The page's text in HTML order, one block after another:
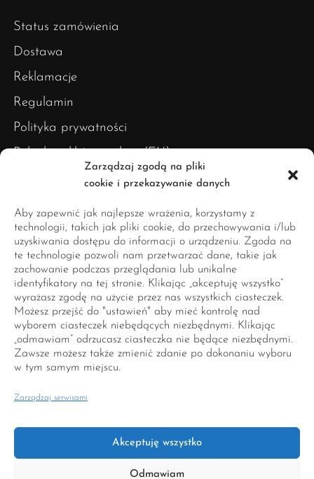
Zarządzaj zgodą na pliki
cookie i przekazywanie danych
Aby zapewnić jak najlepsze wrażenia, korzystamy z
technologii, takich jak pliki cookie, do przechowywania i/lub
uzyskiwania dostępu do informacji o urządzeniu. Zgoda na
te technologie pozwoli nam przetwarzać dane, takie jak
zachowanie podczas przeglądania lub unikalne
identyfikatory na tej stronie. Klikając „akceptuję wszystko”
wyrażasz zgodę na użycie przez nas wszystkich ciasteczek.
Możesz przejść do "ustawień" aby mieć kontrolę nad
wyborem ciasteczek niebędących niezbędnymi. Klikając
„odmawiam” odrzucasz ciasteczka nie będące niezbędnymi.
Zawsze możesz także zmienić zdanie po dokonaniu wyboru
w tym samym miejscu.
Zarządzaj serwisami
Akceptuję wszystko
Odmawiam
Status zamówienia
Dostawa
Reklamacje
Regulamin
Polityka prywatności
Polityka plików cookies (EU)
Peruki naturalne
Peruki z włosów naturalnych są tworzone z
wykorzystaniem najlepszych technik i materiałów
dostępnych na światowym rynku peruk.
© 2022Diana Lis Hair. All rights reserved